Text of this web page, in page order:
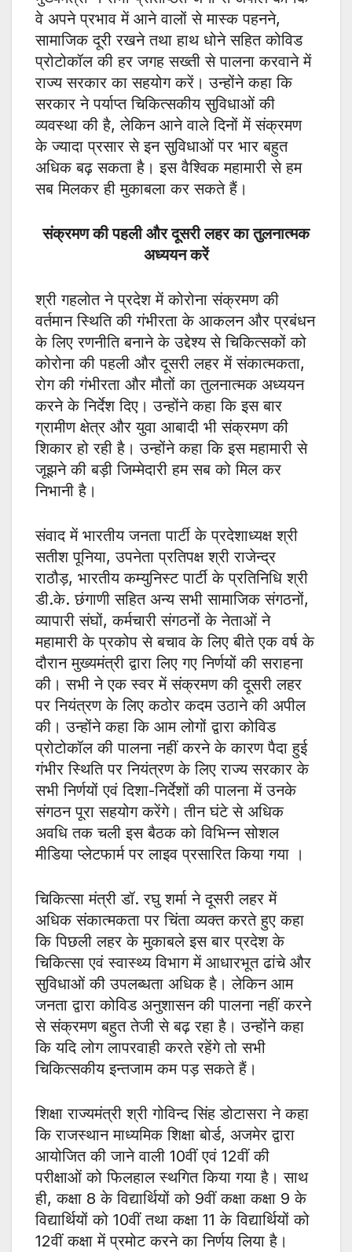
वे अपने प्रभाव में आने वालों से मास्क पहनने,
सामाजिक दूरी रखने तथा हाथ धोने सहित कोविड
प्रोटोकॉल की हर जगह सख्ती से पालना करवाने में
राज्य सरकार का सहयोग करें। उन्होंने कहा कि
सरकार ने पर्याप्त चिकित्सकीय सुविधाओं की
व्यवस्था की है, लेकिन आने वाले दिनों में संक्रमण
के ज्यादा प्रसार से इन सुविधाओं पर भार बहुत
अधिक बढ़ सकता है। इस वैश्विक महामारी से हम
सब मिलकर ही मुकाबला कर सकते हैं।
संक्रमण की पहली और दूसरी लहर का तुलनात्मक
अध्ययन करें
श्री गहलोत ने प्रदेश में कोरोना संक्रमण की
वर्तमान स्थिति की गंभीरता के आकलन और प्रबंधन
के लिए रणनीति बनाने के उद्देश्य से चिकित्सकों को
कोरोना की पहली और दूसरी लहर में संकात्मकता,
रोग की गंभीरता और मौतों का तुलनात्मक अध्ययन
करने के निर्देश दिए। उन्होंने कहा कि इस बार
ग्रामीण क्षेत्र और युवा आबादी भी संक्रमण की
शिकार हो रही है। उन्होंने कहा कि इस महामारी से
जूझने की बड़ी जिम्मेदारी हम सब को मिल कर
निभानी है।
संवाद में भारतीय जनता पार्टी के प्रदेशाध्यक्ष श्री
सतीश पूनिया, उपनेता प्रतिपक्ष श्री राजेन्द्र
राठौड़, भारतीय कम्युनिस्ट पार्टी के प्रतिनिधि श्री
डी.के. छंगाणी सहित अन्य सभी सामाजिक संगठनों,
व्यापारी संघों, कर्मचारी संगठनों के नेताओं ने
महामारी के प्रकोप से बचाव के लिए बीते एक वर्ष के
दौरान मुख्यमंत्री द्वारा लिए गए निर्णयों की सराहना
की। सभी ने एक स्वर में संक्रमण की दूसरी लहर
पर नियंत्रण के लिए कठोर कदम उठाने की अपील
की। उन्होंने कहा कि आम लोगों द्वारा कोविड
प्रोटोकॉल की पालना नहीं करने के कारण पैदा हुई
गंभीर स्थिति पर नियंत्रण के लिए राज्य सरकार के
सभी निर्णयों एवं दिशा-निर्देशों की पालना में उनके
संगठन पूरा सहयोग करेंगे। तीन घंटे से अधिक
अवधि तक चली इस बैठक को विभिन्न सोशल
मीडिया प्लेटफार्म पर लाइव प्रसारित किया गया ।
चिकित्सा मंत्री डॉ. रघु शर्मा ने दूसरी लहर में
अधिक संकात्मकता पर चिंता व्यक्त करते हुए कहा
कि पिछली लहर के मुकाबले इस बार प्रदेश के
चिकित्सा एवं स्वास्थ्य विभाग में आधारभूत ढांचे और
सुविधाओं की उपलब्धता अधिक है। लेकिन आम
जनता द्वारा कोविड अनुशासन की पालना नहीं करने
से संक्रमण बहुत तेजी से बढ़ रहा है। उन्होंने कहा
कि यदि लोग लापरवाही करते रहेंगे तो सभी
चिकित्सकीय इन्तजाम कम पड़ सकते हैं।
शिक्षा राज्यमंत्री श्री गोविन्द सिंह डोटासरा ने कहा
कि राजस्थान माध्यमिक शिक्षा बोर्ड, अजमेर द्वारा
आयोजित की जाने वाली 10वीं एवं 12वीं की
परीक्षाओं को फिलहाल स्थगित किया गया है। साथ
ही, कक्षा 8 के विद्यार्थियों को 9वीं कक्षा कक्षा 9 के
विद्यार्थियों को 10वीं तथा कक्षा 11 के विद्यार्थियों को
12वीं कक्षा में प्रमोट करने का निर्णय लिया है।